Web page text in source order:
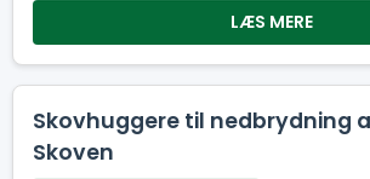
alvorligt – men ikke sig selv? Så er
måske dine kommende kolleger), vi
sanitetsstyrke – et hold, der får
at fremstå som små oaser af ro
LÆS MERE
Skovhuggere til nedbrydning
Skoven